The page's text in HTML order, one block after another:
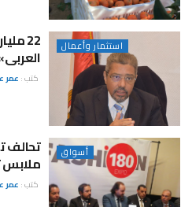
استثمار وأعمال 22
كتب : عمر
أسواق ملابس
كتب : عمر